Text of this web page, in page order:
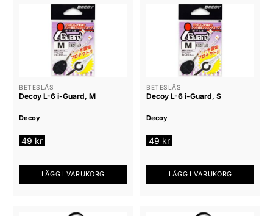
BETESLÅS
Decoy L-6 i-Guard, M
Decoy
49 kr
LÄGG I VARUKORG
BETESLÅS
Decoy L-6 i-Guard, S
Decoy
49 kr
LÄGG I VARUKORG